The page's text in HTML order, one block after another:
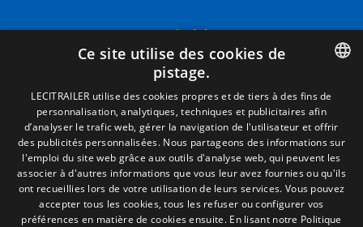
Termes juridiques
Mentions Légales
Politique de Confidentialité
Politique de Cookies
Conditions générales de vente
Gérer les cookies
Contact
Camino de los Huertos, S/N. Apdo 100
50620 - Casetas (Zaragoza) SPAIN
SPANISH
ENGLISH
FRENCH
ITALIAN
PORTUGUESE
Ce site utilise des cookies de
pistage.
LECITRAILER utilise des cookies propres et de tiers à des fins de
personnalisation, analytiques, techniques et publicitaires afin
d’analyser le trafic web, gérer la navigation de l'utilisateur et offrir
des publicités personnalisées. Nous partageons des informations sur
l'emploi du site web grâce aux outils d'analyse web, qui peuvent les
associer à d'autres informations que vous leur avez fournies ou qu'ils
ont recueillies lors de votre utilisation de leurs services. Vous pouvez
accepter tous les cookies, tous les refuser ou configurer vos
préférences en matière de cookies ensuite. En lisant notre Politique